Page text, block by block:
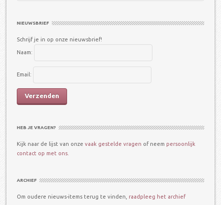
NIEUWSBRIEF
Schrijf je in op onze nieuwsbrief!
Naam:
Email:
HEB JE VRAGEN?
Kijk naar de lijst van onze vaak gestelde vragen of neem persoonlijk
contact op met ons.
ARCHIEF
Om oudere nieuws-items terug te vinden, raadpleeg het archief